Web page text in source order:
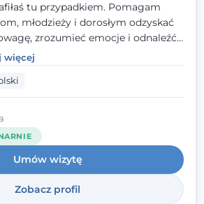
tu przypadkiem. Pomagam
młodzieży i dorosłym odzyskać
zrozumieć emocje i odnaleźć
siłę. Moja droga do
zaczęła się od życia - pełnego
które nauczyły mnie uważności,
i pokory. Dziś łączę doświadczenie
psychologa, psychoterapeuty
tworząc bezpieczną
w której można poczuć spokój i
Nie obiecuję łatwych rozwiązań -
obiecać, że będę po Twojej
więcej
Umów wizytę
Zobacz profil